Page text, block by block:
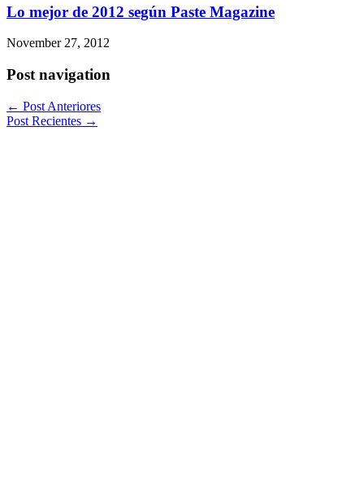
Lo mejor de 2012 según Paste Magazine
November 27, 2012
Post navigation
← Post Anteriores
Post Recientes →